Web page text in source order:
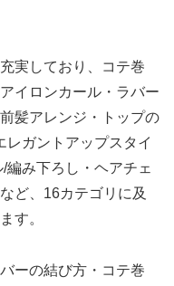
実しており、コテ巻
イロンカール・ラバー
髪アレンジ・トップの
レガントアップスタイ
編み下ろし・ヘアチェ
ど、16カテゴリに及
す。
ーの結び方・コテ巻